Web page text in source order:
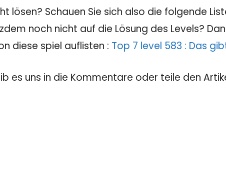
lösen? Schauen Sie sich also die folgende
noch nicht auf die Lösung des Levels?
diese spiel auflisten : Top 7 level 583 : Das
es uns in die Kommentare oder teile den